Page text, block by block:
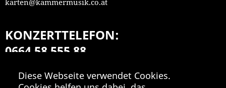
Diese Webseite verwendet Cookies.
karten@kammermusik.co.at
KONZERTTELEFON:
0664 58 555 88
Mo-Fr 9:00-18:00